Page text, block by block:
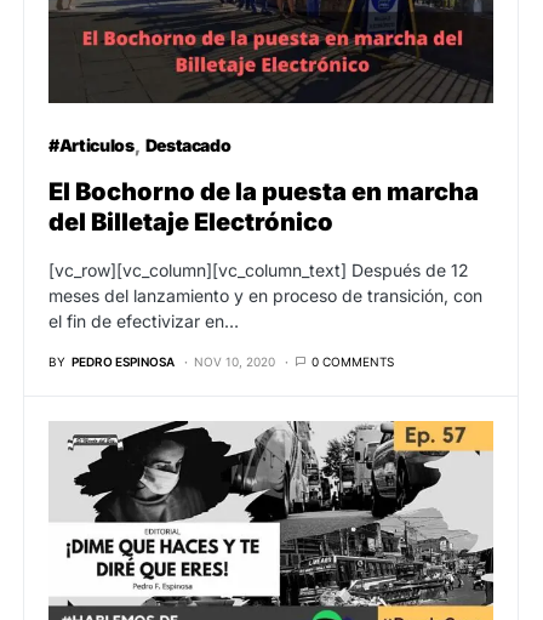
#Articulos Destacado
El Bochorno de la puesta en marcha
del Billetaje Electrónico
[vc_row][vc_column][vc_column_text] Después de 12
meses del lanzamiento y en proceso de transición, con
el fin de efectivizar en…
BY PEDRO ESPINOSA NOV 10, 2020 0 COMMENTS